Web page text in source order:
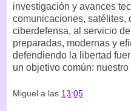
investigación y avances
comunicaciones, satélites,
ciberdefensa, al servicio
preparadas, modernas y
defendiendo la libertad
un objetivo común:
Miguel a las 13:05